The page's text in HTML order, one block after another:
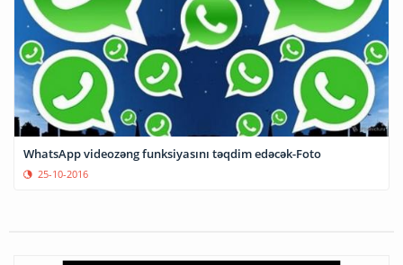
WhatsApp videozəng funksiyasını təqdim edəcək-Foto
25-10-2016